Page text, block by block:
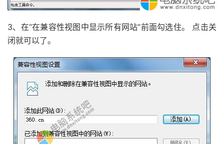
3、在“在兼容性视图中显示所有网站”前面勾选住。 点击关
闭就可以了。